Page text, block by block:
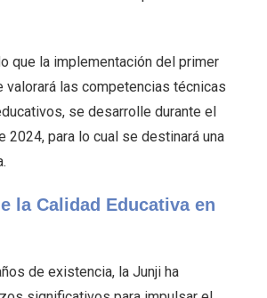
que la implementación del primer
valorará las competencias técnicas
se desarrolle durante el
2024, para lo cual se destinará una
la Calidad Educativa en
de existencia, la Junji ha